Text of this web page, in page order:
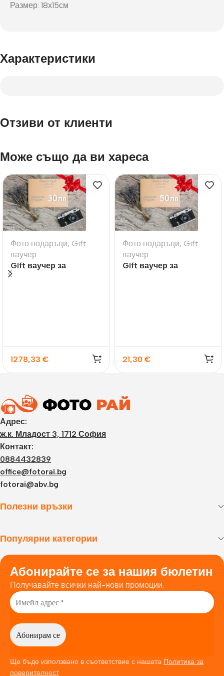
Размер: 18х15см
Характеристики
Отзиви от клиенти
Може също да ви хареса
Фото подаръци, Gift
ваучер
Gift ваучер за
принтиране на снимки
1278,33 €
Фото подаръци, Gift
ваучер
Gift ваучер за
21,30 €
Адрес:
ж.к. Младост 3, 1712 София
Контакт:
0884432839
office@fotorai.bg
fotorai@abv.bg
Полезни връзки
Популярни категории
Абонирайте се за нашия бюлетин
Получавайте всички най-нови промоции.
Ще бъде използвано в съответствие с нашата Политика за
поверителност